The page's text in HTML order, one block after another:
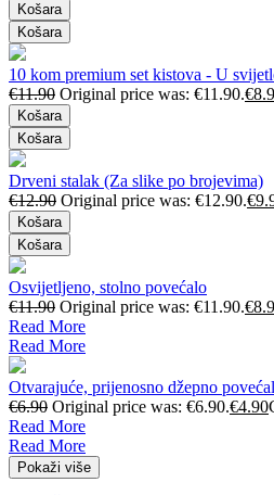
Košara
Košara
10 kom premium set kistova - U
€11.90 Original price was: €11.90.€
Košara
Košara
Drveni stalak (Za slike po brojevima)
€12.90 Original price was: €12.90.€
Košara
Košara
Osvijetljeno, stolno povećalo
€11.90 Original price was: €11.90.€
Read More
Read More
Otvarajuće, prijenosno džepno
€6.90 Original price was: €6.90.€4.90
Read More
Read More
Pokaži više